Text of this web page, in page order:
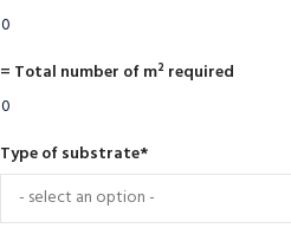
= Total number of m² required
Type of substrate*